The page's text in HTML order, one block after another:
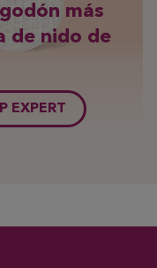
más
de nido de
EXPERT